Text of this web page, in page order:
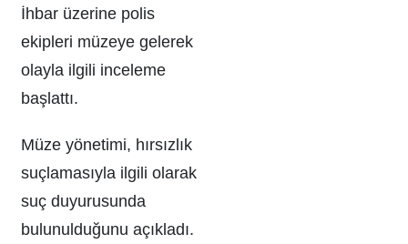
İhbar üzerine polis
ekipleri müzeye gelerek
olayla ilgili inceleme
başlattı.
Müze yönetimi, hırsızlık
suçlamasıyla ilgili olarak
suç duyurusunda
bulunulduğunu açıkladı.